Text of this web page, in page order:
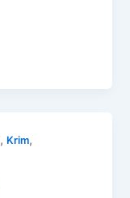
, Krim,